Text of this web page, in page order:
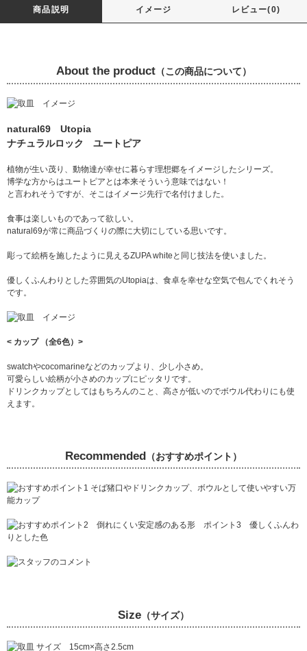
商品説明 イメージ レビュー(0)
About the product（この商品について）
natural69 Utopia
ナチュラルロック ユートピア
植物が生い茂り、動物達が幸せに暮らす理想郷をイメージしたシリーズ。
博学な方からはユートピアとは本来そういう意味ではない！
と言われそうですが、そこはイメージ先行で名付けました。
食事は楽しいものであって欲しい。
natural69が常に商品づくりの際に大切にしている思いです。
彫って絵柄を施したように見えるZUPA whiteと同じ技法を使いました。
優しくふんわりとした雰囲気のUtopiaは、食卓を幸せな空気で包んでくれそう
です。
< カップ （全6色）>
swatchやcocomarineなどのカップより、少し小さめ。
可愛らしい絵柄が小さめのカップにピッタリです。
ドリンクカップとしてはもちろんのこと、高さが低いのでボウル代わりにも使
えます。
Recommended （おすすめポイント）
Size （サイズ）